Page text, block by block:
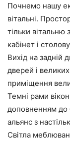
Почнемо нашу
вітальні.
тільки вітальню
кабінет і
Вихід на задній
дверей і
приміщення
Темні рами
доповненням до
альянс з
Світла